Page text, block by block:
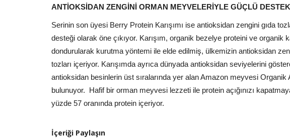
ANTİOKSİDAN ZENGİNİ ORMAN MEYVELERİYLE GÜÇLÜ DESTEK
Serinin son üyesi Berry Protein Karışımı ise antioksidan zengini gıda
desteği olarak öne çıkıyor. Karışım, organik bezelye proteini ve organik
dondurularak kurutma yöntemi ile elde edilmiş, ülkemizin antioksidan
tozları içeriyor. Karışımda ayrıca dünyada antioksidan seviyelerini
antioksidan besinlerin üst sıralarında yer alan Amazon meyvesi
bulunuyor. Hafif bir orman meyvesi lezzeti ile protein açığınızı
yüzde 57 oranında protein içeriyor.
İçeriği Paylaşın